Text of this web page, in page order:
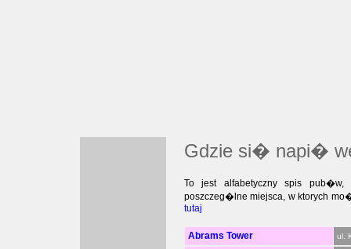
Gdzie si� napi�
To jest alfabetyczny spis
poszczeg�lne miejsca, w ktorych
tutaj
Abrams Tower ul.